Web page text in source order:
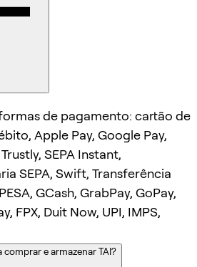
de pagamento: cartão de
Apple Pay, Google Pay,
SEPA Instant,
SEPA, Swift, Transferência
GCash, GrabPay, GoPay,
FPX, Duit Now, UPI, IMPS,
e armazenar TAI?